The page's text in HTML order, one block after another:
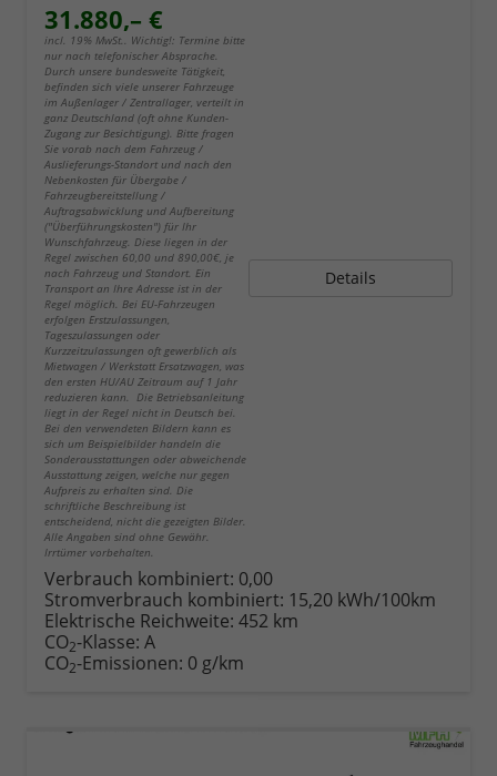
31.880,– €
incl. 19% MwSt.. Wichtig!: Termine bitte
nur nach telefonischer Absprache.
Durch unsere bundesweite Tätigkeit,
befinden sich viele unserer Fahrzeuge
im Außenlager / Zentrallager, verteilt in
ganz Deutschland (oft ohne Kunden-
Zugang zur Besichtigung). Bitte fragen
Sie vorab nach dem Fahrzeug /
Auslieferungs-Standort und nach den
Nebenkosten für Übergabe /
Fahrzeugbereitstellung /
Auftragsabwicklung und Aufbereitung
("Überführungskosten") für Ihr
Wunschfahrzeug. Diese liegen in der
Regel zwischen 60,00 und 890,00€, je
nach Fahrzeug und Standort. Ein
Transport an Ihre Adresse ist in der
Regel möglich. Bei EU-Fahrzeugen
erfolgen Erstzulassungen,
Tageszulassungen oder
Kurzzeitzulassungen oft gewerblich als
Mietwagen / Werkstatt Ersatzwagen, was
den ersten HU/AU Zeitraum auf 1 Jahr
reduzieren kann. Die Betriebsanleitung
liegt in der Regel nicht in Deutsch bei.
Bei den verwendeten Bildern kann es
sich um Beispielbilder handeln die
Sonderausstattungen oder abweichende
Ausstattung zeigen, welche nur gegen
Aufpreis zu erhalten sind. Die
schriftliche Beschreibung ist
entscheidend, nicht die gezeigten Bilder.
Alle Angaben sind ohne Gewähr.
Irrtümer vorbehalten.
Details
Verbrauch kombiniert: 0,00
Stromverbrauch kombiniert: 15,20 kWh/100km
Elektrische Reichweite: 452 km
CO2-Klasse: A
CO2-Emissionen: 0 g/km